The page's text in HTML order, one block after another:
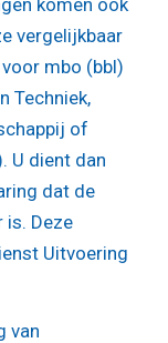
komen ook
vergelijkbaar
mbo (bbl)
Techniek,
of
U dient dan
dat de
is. Deze
Uitvoering
van